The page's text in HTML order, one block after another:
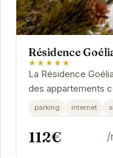
Résidence
★★★★★
La Résidence
des appartements
idéalement situés
domaine...
parking internet
112€ /